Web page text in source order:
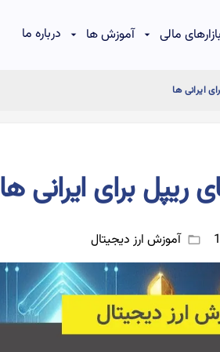
مالی آموزش ها درباره ما
ایرانی ها
برای ایرانی ها
folder_open آموزش ارز دیجیتال